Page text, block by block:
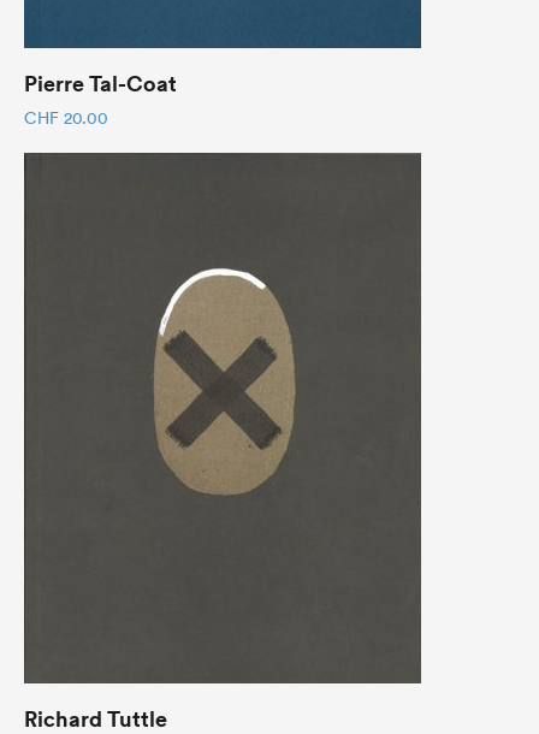
Pierre Tal-Coat
CHF 20.00
Richard Tuttle